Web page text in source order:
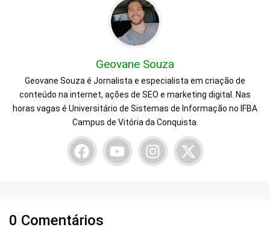
Geovane Souza
Geovane Souza é Jornalista e especialista em criação de
conteúdo na internet, ações de SEO e marketing digital. Nas
horas vagas é Universitário de Sistemas de Informação no IFBA
Campus de Vitória da Conquista.
0 Comentários